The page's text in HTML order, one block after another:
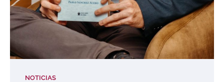
NOTICIAS